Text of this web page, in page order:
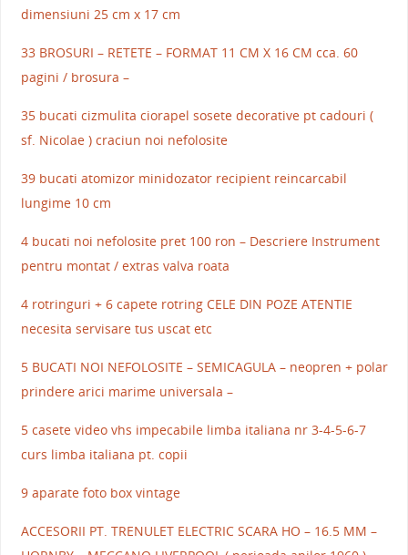
dimensiuni 25 cm x 17 cm
33 BROSURI – RETETE – FORMAT 11 CM X 16 CM cca. 60
pagini / brosura –
35 bucati cizmulita ciorapel sosete decorative pt cadouri (
sf. Nicolae ) craciun noi nefolosite
39 bucati atomizor minidozator recipient reincarcabil
lungime 10 cm
4 bucati noi nefolosite pret 100 ron – Descriere Instrument
pentru montat / extras valva roata
4 rotringuri + 6 capete rotring CELE DIN POZE ATENTIE
necesita servisare tus uscat etc
5 BUCATI NOI NEFOLOSITE – SEMICAGULA – neopren + polar
prindere arici marime universala –
5 casete video vhs impecabile limba italiana nr 3-4-5-6-7
curs limba italiana pt. copii
9 aparate foto box vintage
ACCESORII PT. TRENULET ELECTRIC SCARA HO – 16.5 MM –